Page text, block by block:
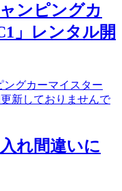
ンピングカ
」レンタル開
グカーマイスター
新しておりませんで
れ間違いに